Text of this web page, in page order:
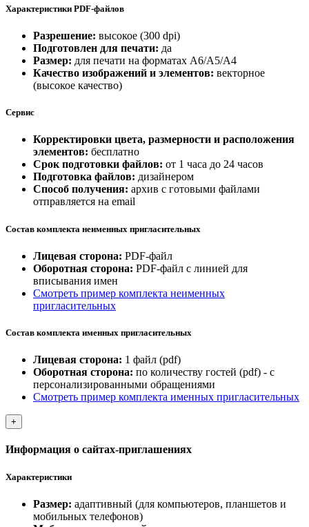
Характеристики PDF-файлов
Разрешение: высокое (300 dpi)
Подготовлен для печати: да
Размер: для печати на форматах А6/А5/А4
Качество изображений и элементов: векторное
(высокое качество)
Сервис
Корректировки цвета, размерности и расположения
элементов: бесплатно
Срок подготовки файлов: от 1 часа до 24 часов
Подготовка файлов: дизайнером
Способ получения: архив с готовыми файлами
отправляется на email
Состав комплекта неименных пригласительных
Лицевая сторона: PDF-файл
Оборотная сторона: PDF-файл с линией для
вписывания имен
Смотреть пример комплекта неименных
пригласительных
Состав комплекта именных пригласительных
Лицевая сторона: 1 файл (pdf)
Оборотная сторона: по количеству гостей (pdf) - с
персонализированными обращениями
Смотреть пример комплекта именных пригласительных
+
Информация о сайтах-приглашениях
Характеристики
Размер: адаптивный (для компьютеров, планшетов и
мобильных телефонов)